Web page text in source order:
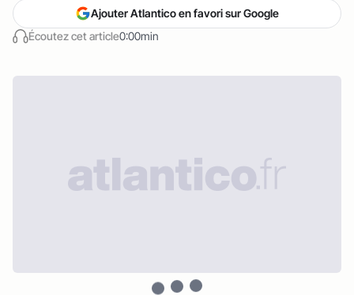
Écoutez cet article0:00min
Ajouter Atlantico en favori sur Google